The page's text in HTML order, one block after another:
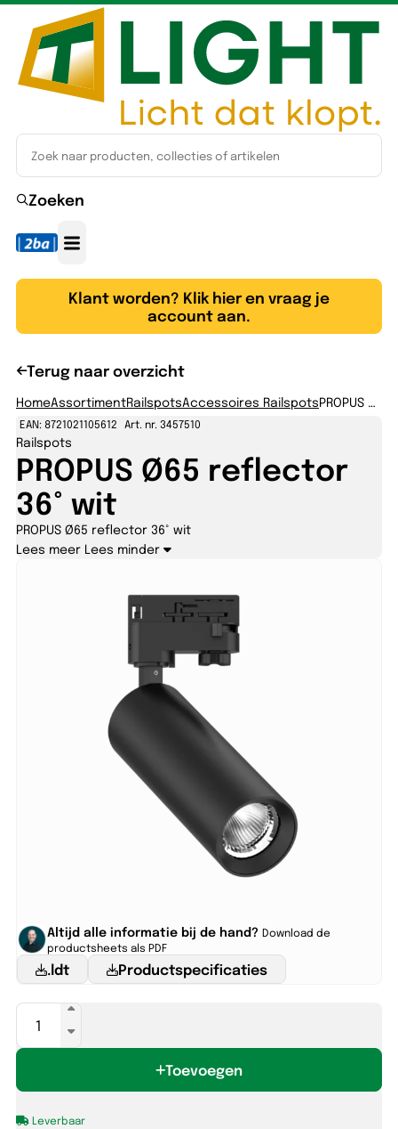
Zoeken
Klant worden? Klik hier en vraag je
account aan.
Terug naar overzicht
HomeAssortimentRailspotsAccessoires RailspotsPROPUS Ø65 reflector 36° wit
EAN: 8721021105612 Art. nr. 3457510
Railspots
PROPUS Ø65 reflector
36° wit
PROPUS Ø65 reflector 36° wit
Lees meer Lees minder
Altijd alle informatie bij de hand? Download de
productsheets als PDF
.ldt Productspecificaties
PROPUS
Ø65
reflector
wit
Toevoegen
Leverbaar